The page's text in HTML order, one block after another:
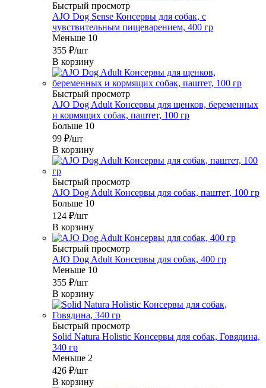
Быстрый просмотр
AJO Dog Sense Консервы для собак, с
чувствительным пищеварением, 400 гр
Меньше 10
355 ₽/шт
В корзину
Быстрый просмотр
AJO Dog Adult Консервы для щенков, беременных
и кормящих собак, паштет, 100 гр
Больше 10
99 ₽/шт
В корзину
Быстрый просмотр
AJO Dog Adult Консервы для собак, паштет, 100 гр
Больше 10
124 ₽/шт
В корзину
Быстрый просмотр
AJO Dog Adult Консервы для собак, 400 гр
Меньше 10
355 ₽/шт
В корзину
Быстрый просмотр
Solid Natura Holistic Консервы для собак, Говядина,
340 гр
Меньше 2
426 ₽/шт
В корзину